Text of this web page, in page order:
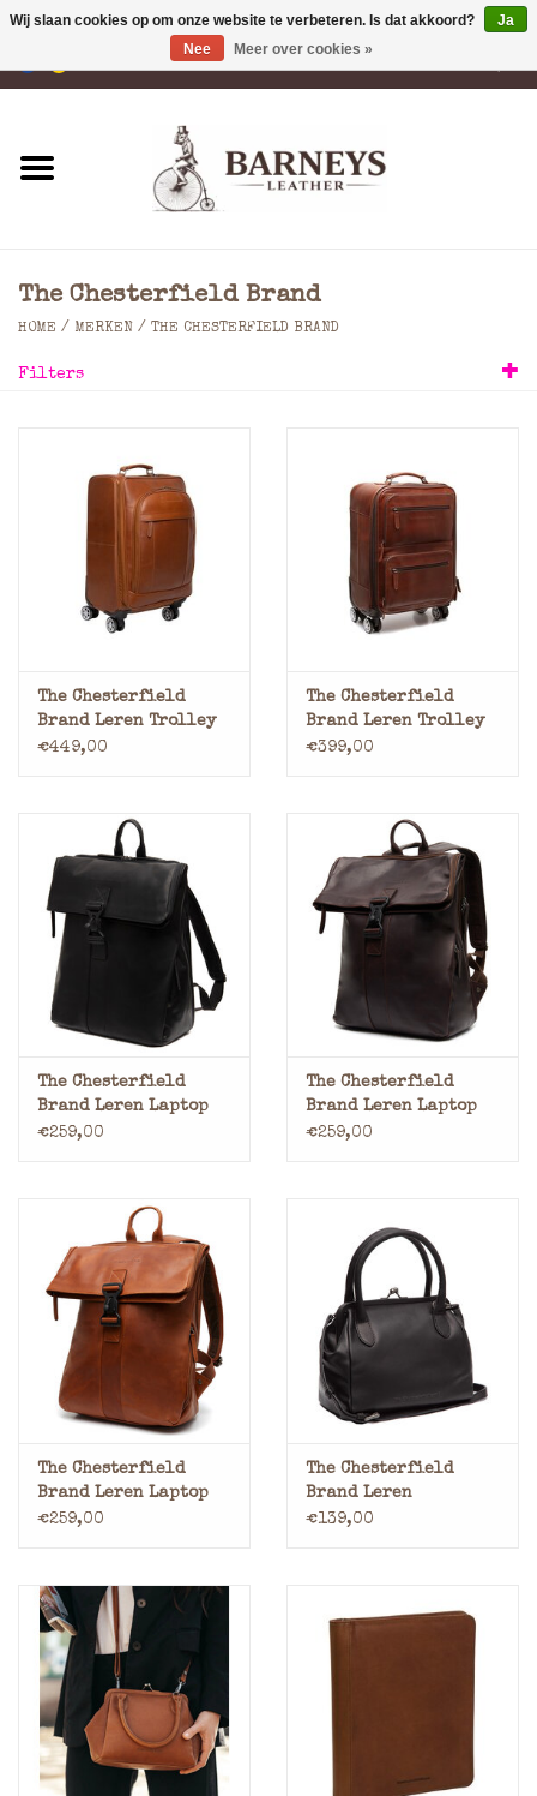
Portemonnees
Rugzakken
Accessoires
The Chesterfield Brand
HOME / MERKEN / THE CHESTERFIELD BRAND
Filters
The Chesterfield
Brand Leren Trolley
Handbagage
€449,00
The Chesterfield
Brand Leren Trolley
Cognac
€399,00
The Chesterfield
Brand Leren Laptop
Rugtas Werktas Zwart
€259,00
The Chesterfield
Brand Leren Laptop
Rugtas Werktas Bruin
€259,00
The Chesterfield
Brand Leren Laptop
Rugtas Werktas
€259,00
The Chesterfield
Brand Leren
Schoudertas met
€139,00
Wij slaan cookies op om onze website te verbeteren. Is dat akkoord?
Ja
Nee
Meer over cookies »